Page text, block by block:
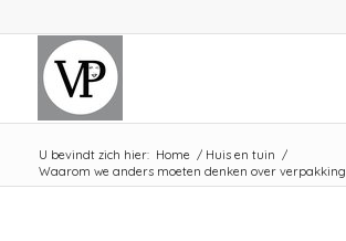
U bevindt zich hier: Home / Huis en tuin /
Waarom we anders moeten denken over verpakking